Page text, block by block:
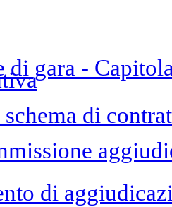
di gara -
di
di